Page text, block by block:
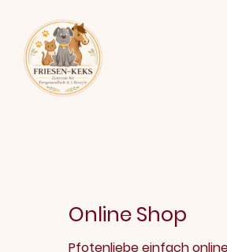
Online Shop
Pfotenliebe einfach